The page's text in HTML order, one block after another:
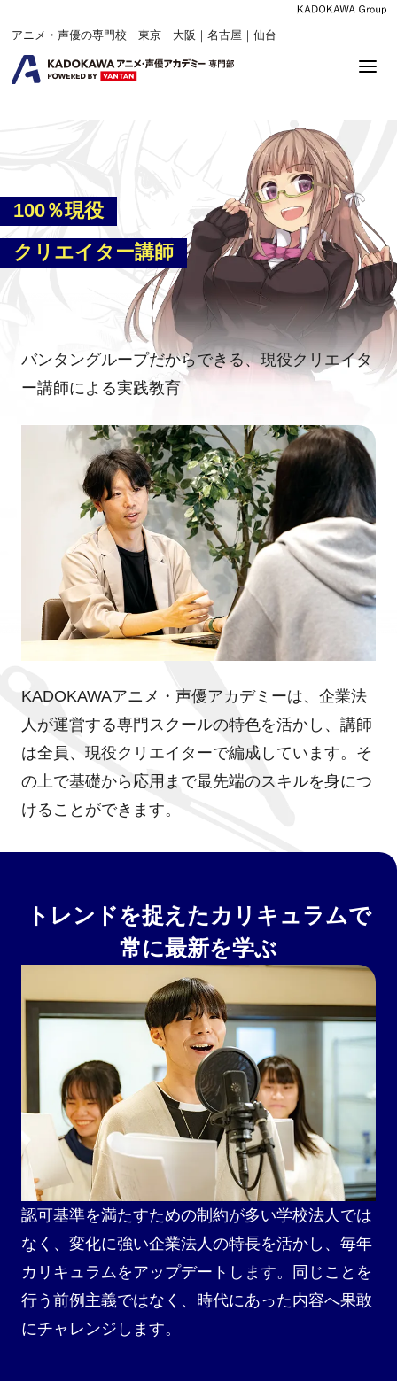
アニメ・声優の専門校 東京｜大阪｜名古屋｜仙台
100％現役
クリエイター講師
バンタングループだからできる、現役クリエイタ
ー講師による実践教育
KADOKAWAアニメ・声優アカデミーは、企業法
人が運営する専門スクールの特色を活かし、講師
は全員、現役クリエイターで編成しています。そ
の上で基礎から応用まで最先端のスキルを身につ
けることができます。
トレンドを捉えたカリキュラムで
常に最新を学ぶ
認可基準を満たすための制約が多い学校法人では
なく、変化に強い企業法人の特長を活かし、毎年
カリキュラムをアップデートします。同じことを
行う前例主義ではなく、時代にあった内容へ果敢
にチャレンジします。